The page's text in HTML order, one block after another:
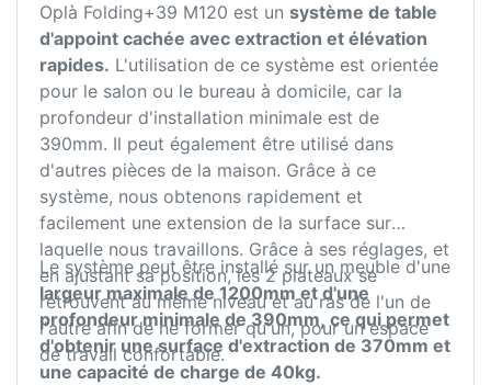
Oplà Folding+39 M120 est un système de table
d'appoint cachée avec extraction et élévation
rapides. L'utilisation de ce système est orientée
pour le salon ou le bureau à domicile, car la
profondeur d'installation minimale est de
390mm. Il peut également être utilisé dans
d'autres pièces de la maison. Grâce à ce
système, nous obtenons rapidement et
facilement une extension de la surface sur
laquelle nous travaillons. Grâce à ses réglages, et
en ajustant sa position, les 2 plateaux se
retrouvent au même niveau et au ras de l'un de
l'autre afin de ne former qu'un, pour un espace
de travail confortable.
Le système peut être installé sur un meuble d'une
largeur maximale de 1200mm et d'une
profondeur minimale de 390mm, ce qui permet
d'obtenir une surface d'extraction de 370mm et
une capacité de charge de 40kg.